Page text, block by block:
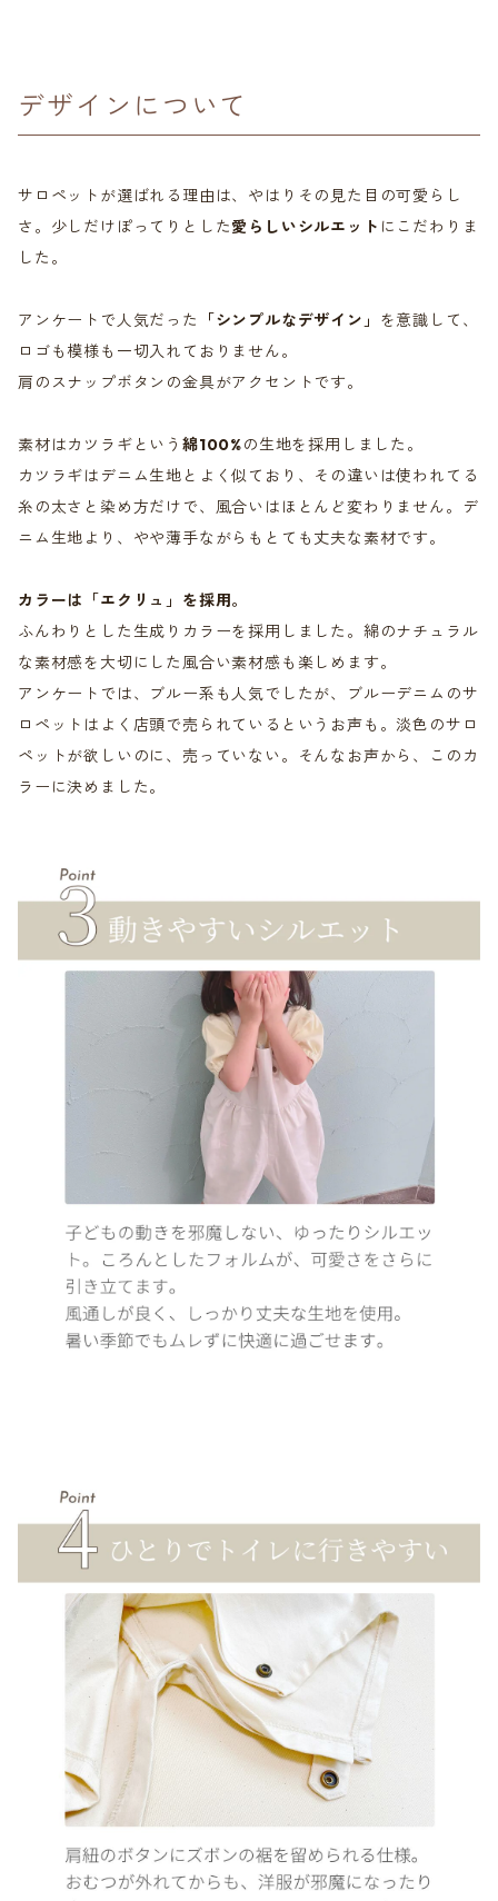
デザインについて
サロペットが選ばれる理由は、やはりその見た目の可愛らし
さ。少しだけぽってりとした愛らしいシルエット にこだわりま
した。
アンケートで人気だった 「シンプルなデザイン」 を意識して、
ロゴも模様も一切入れておりません。
肩のスナップボタンの金具がアクセントです。
素材はカツラギという 綿100%の生地を採用しました。
カツラギはデニム生地とよく似ており、その違いは使われてる
糸の太さと染め方だけで、風合いはほとんど変わりません。デ
ニム生地より、やや薄手ながらもとても丈夫な素材です。
カラーは「エクリュ」を採用。
ふんわりとした生成りカラーを採用しました。綿のナチュラル
な素材感を大切にした風合い素材感も楽しめます。
アンケートでは、ブルー系も人気でしたが、ブルーデニムのサ
ロペットはよく店頭で売られているというお声も。淡色のサロ
ペットが欲しいのに、売っていない。そんなお声から、このカ
ラーに決めました。